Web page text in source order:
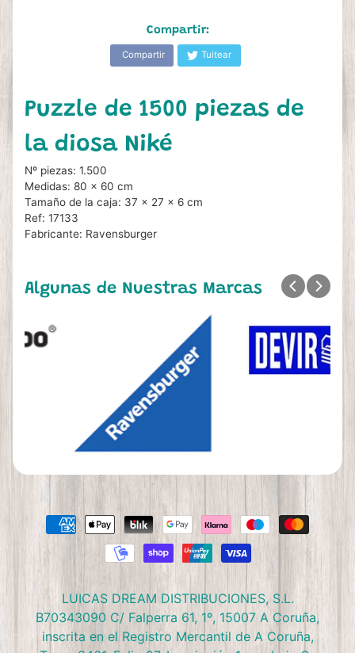
Compartir:
Compartir Tuitear
Puzzle de 1500 piezas de
la diosa Niké
Nº piezas: 1.500
Medidas: 80 x 60 cm
Tamaño de la caja: 37 x 27 x 6 cm
Ref: 17133
Fabricante: Ravensburger
Algunas de Nuestras Marcas
LUICAS DREAM DISTRIBUCIONES, S.L.
B70343090 C/ Falperra 61, 1º, 15007 A Coruña,
inscrita en el Registro Mercantil de A Coruña,